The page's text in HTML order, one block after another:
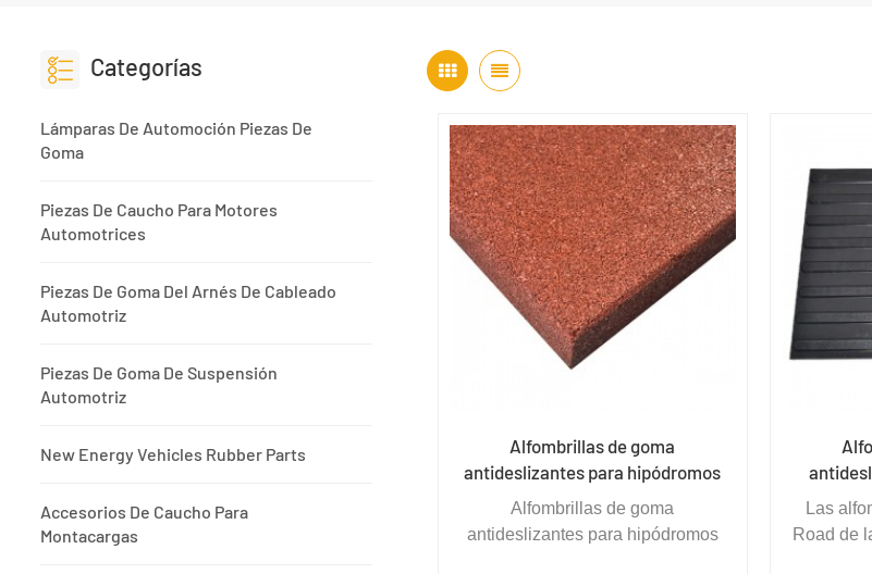
Categorías
Lámparas De Automoción Piezas De
Goma
Piezas De Caucho Para Motores
Automotrices
Piezas De Goma Del Arnés De Cableado
Automotriz
Piezas De Goma De Suspensión
Automotriz
New Energy Vehicles Rubber Parts
Accesorios De Caucho Para
Montacargas
Alfombrillas de goma
antideslizantes para hipódromos
Alfombrillas de goma
antideslizantes para hipódromos
Las
Road de